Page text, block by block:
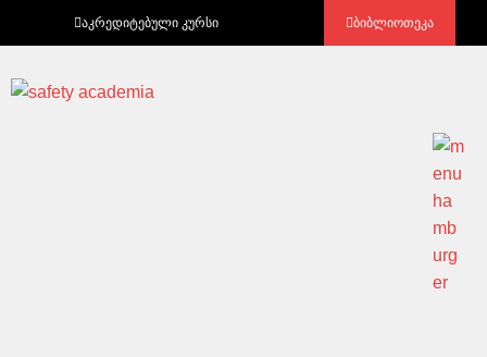
აკრედიტებული კურსი ბიბლიოთეკა